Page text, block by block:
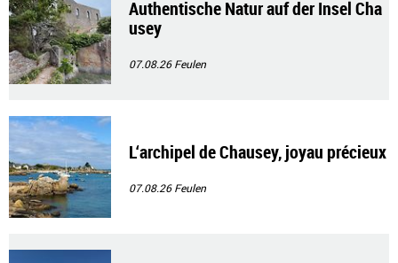
Authentische Natur auf der Insel Cha
usey
07.08.26Feulen
L‘archipel de Chausey, joyau précieux
07.08.26Feulen